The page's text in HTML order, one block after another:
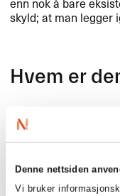
Denne nettsiden
Vi bruker
skyld; at man legger
Hvem er
Alle som har følt at
å kunne forsvare å
eller voksne.